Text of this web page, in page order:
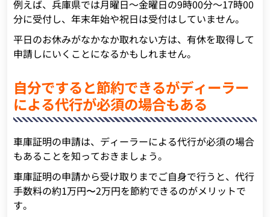
例えば、兵庫県では月曜日～金曜日の9時00分～17時00
分に受付し、年末年始や祝日は受付はしていません。
平日のお休みがなかなか取れない方は、有休を取得して
申請しにいくことになるかもしれません。
自分ですると節約できるがディーラー
による代行が必須の場合もある
車庫証明の申請は、ディーラーによる代行が必須の場合
もあることを知っておきましょう。
車庫証明の申請から受け取りまでご自身で行うと、代行
手数料の約1万円〜2万円を節約できるのがメリットで
す。